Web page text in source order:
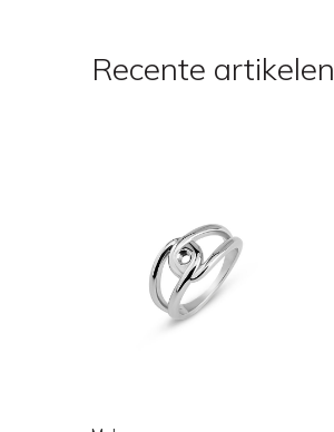
Recente artikelen